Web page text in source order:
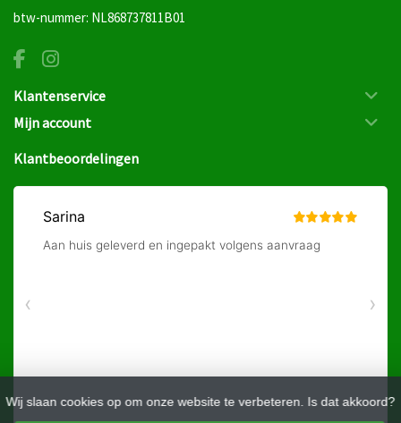
Wij slaan cookies op om onze website te verbeteren. Is dat akkoord?
btw-nummer: NL868737811B01
Klantenservice
Mijn account
Klantbeoordelingen